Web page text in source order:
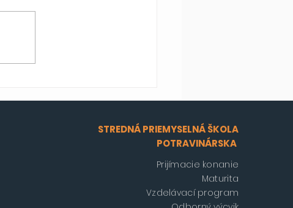
STREDNÁ PRIEMYSELNÁ ŠKOLA
POTRAVINÁRSKA
Prijímacie konanie
Maturita
Vzdelávací program